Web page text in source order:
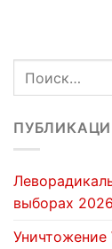
выборах 2026
Уничтожение